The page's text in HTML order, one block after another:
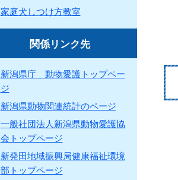
家庭犬しつけ方教室
関係リンク先
新潟県庁 動物愛護トップペー
ジ
新潟県動物関連統計のページ
一般社団法人新潟県動物愛護協
会トップページ
新発田地域振興局健康福祉環境
部トップページ